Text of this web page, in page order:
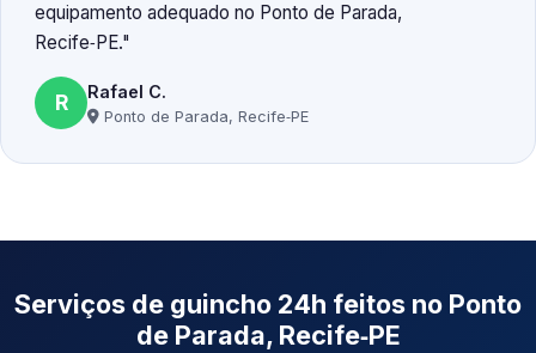
equipamento adequado no Ponto de Parada,
Recife‑PE.
R Rafael C.
Ponto de Parada, Recife‑PE
Serviços de guincho 24h feitos no Ponto
de Parada, Recife‑PE